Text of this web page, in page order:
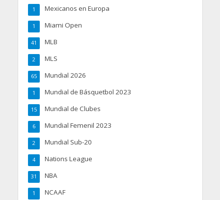
Mexicanos en Europa
1
Miami Open
1
MLB
41
MLS
2
Mundial 2026
65
Mundial de Básquetbol 2023
1
Mundial de Clubes
15
Mundial Femenil 2023
6
Mundial Sub-20
2
Nations League
4
NBA
31
NCAAF
1